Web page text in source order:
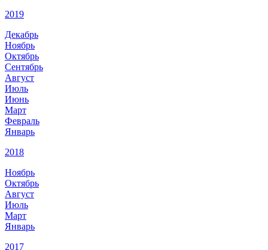
2019
Декабрь
Ноябрь
Октябрь
Сентябрь
Август
Июль
Июнь
Март
Февраль
Январь
2018
Ноябрь
Октябрь
Август
Июль
Март
Январь
2017